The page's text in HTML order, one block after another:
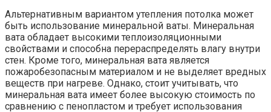
Альтернативным вариантом утепления потолка может
быть использование минеральной ваты. Минеральная
вата обладает высокими теплоизоляционными
свойствами и способна перераспределять влагу внутри
стен. Кроме того, минеральная вата является
пожаробезопасным материалом и не выделяет вредных
веществ при нагреве. Однако, стоит учитывать, что
минеральная вата имеет более высокую стоимость по
сравнению с пенопластом и требует использования